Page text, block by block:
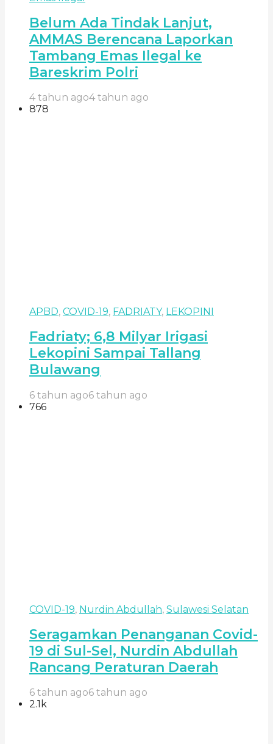
Belum Ada Tindak Lanjut,
AMMAS Berencana Laporkan
Tambang Emas Ilegal ke
Bareskrim Polri
4 tahun ago4 tahun ago
878
APBD, COVID-19, FADRIATY, LEKOPINI
Fadriaty; 6,8 Milyar Irigasi
Lekopini Sampai Tallang
Bulawang
6 tahun ago6 tahun ago
766
COVID-19, Nurdin Abdullah, Sulawesi Selatan
Seragamkan Penanganan Covid-
19 di Sul-Sel, Nurdin Abdullah
Rancang Peraturan Daerah
6 tahun ago6 tahun ago
2.1k